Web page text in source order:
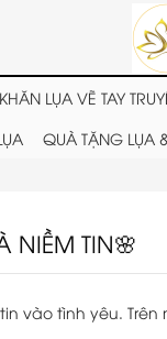
KHĂN LỤA VẼ TAY
QUÀ TẶNG LỤA
NIỀM TIN🌸
vào tình yêu. Trên